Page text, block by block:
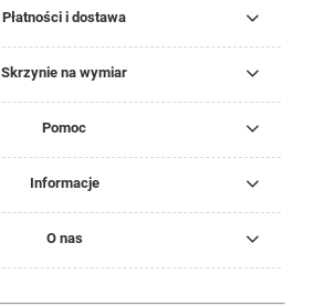
Płatności i dostawa
Skrzynie na wymiar
Pomoc
Informacje
O nas